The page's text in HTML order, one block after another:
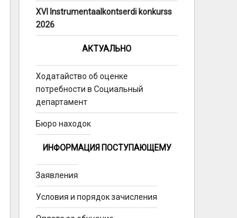
XVI Instrumentaalkontserdi konkurss
2026
АКТУАЛЬНО
Ходатайство об оценке
потребности в Социальный
департамент
Бюро находок
ИНФОРМАЦИЯ ПОСТУПАЮЩЕМУ
Заявления
Условия и порядок зачисления